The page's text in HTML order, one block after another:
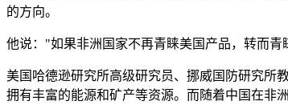
的方向。
他说："如果非洲国家不再青睐美国产品，转而
美国哈德逊研究所高级研究员、挪威国防研究所
拥有丰富的能源和矿产等资源。而随着中国在非